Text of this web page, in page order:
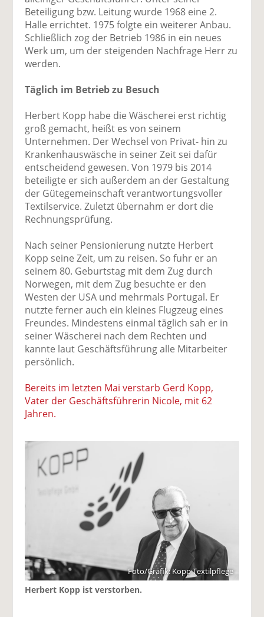
e
n
n
n
Beteiligung bzw. Leitung wurde 1968 eine 2.
Halle errichtet. 1975 folgte ein weiterer Anbau.
Schließlich zog der Betrieb 1986 in ein neues
Werk um, um der steigenden Nachfrage Herr zu
werden.
Täglich im Betrieb zu Besuch
Herbert Kopp habe die Wäscherei erst richtig
groß gemacht, heißt es von seinem
Unternehmen. Der Wechsel von Privat- hin zu
Krankenhauswäsche in seiner Zeit sei dafür
entscheidend gewesen. Von 1979 bis 2014
beteiligte er sich außerdem an der Gestaltung
der Gütegemeinschaft verantwortungsvoller
Textilservice. Zuletzt übernahm er dort die
Rechnungsprüfung.
Nach seiner Pensionierung nutzte Herbert
Kopp seine Zeit, um zu reisen. So fuhr er an
seinem 80. Geburtstag mit dem Zug durch
Norwegen, mit dem Zug besuchte er den
Westen der USA und mehrmals Portugal. Er
nutzte ferner auch ein kleines Flugzeug eines
Freundes. Mindestens einmal täglich sah er in
seiner Wäscherei nach dem Rechten und
kannte laut Geschäftsführung alle Mitarbeiter
persönlich.
Bereits im letzten Mai verstarb Gerd Kopp,
Vater der Geschäftsführerin Nicole, mit 62
Jahren.
Foto/Grafik: Kopp Textilpflege
Herbert Kopp ist verstorben.